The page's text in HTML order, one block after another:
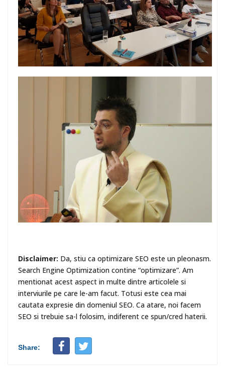
Disclaimer: Da, stiu ca optimizare SEO este un pleonasm.
Search Engine Optimization contine “optimizare”. Am
mentionat acest aspect in multe dintre articolele si
interviurile pe care le-am facut. Totusi este cea mai
cautata expresie din domeniul SEO. Ca atare, noi facem
SEO si trebuie sa-l folosim, indiferent ce spun/cred haterii.
Share: